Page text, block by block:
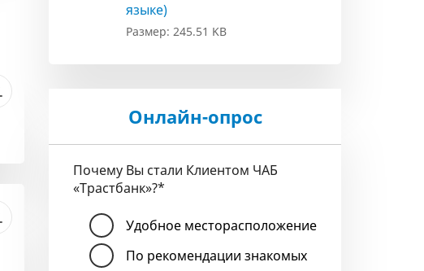
языке)
Размер: 245.51 KB
Онлайн-опрос
Почему Вы стали Клиентом ЧАБ
«Трастбанк»?*
Удобное месторасположение
По рекомендации знакомых